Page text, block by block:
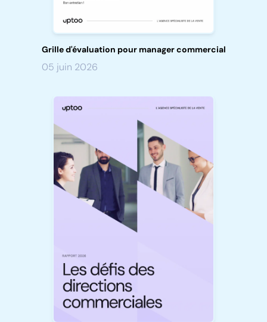
Grille d'évaluation pour manager commercial
05 juin 2026